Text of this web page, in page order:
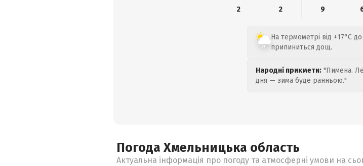
2
2 9
На термометрі від +17°C
припиниться дощ.
Народні прикмети: "Пимена.
дня — зима буде ранньою."
Погода Хмельницька область
Актуальна інформація про погоду та атмосферні умови на